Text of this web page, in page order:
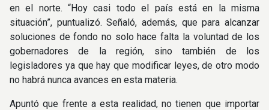
en el norte. “Hoy casi todo el país está en la misma
situación”, puntualizó. Señaló, además, que para alcanzar
soluciones de fondo no solo hace falta la voluntad de los
gobernadores de la región, sino también de los
legisladores ya que hay que modificar leyes, de otro modo
no habrá nunca avances en esta materia.
Apuntó que frente a esta realidad, no tienen que importar